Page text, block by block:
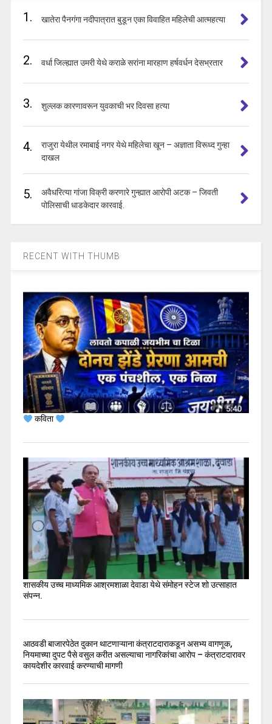
1. खातेरा पैनगंगा नदीपात्रात बुडून एका विवाहित महिलेची आत्महत्या
2. वर्धा जिल्ह्यात उमरी येथे कराळे सरांना मारहाण हर्षवर्धन देसभ्रतार
3. शुल्लक कारणावरून युवकाची भर दिवसा हत्या
4.
राजुरा येथील रमाबाई नगर येथे महिलेचा खून – अज्ञाता विरूध्द गुन्हा
दाखल
5.
अवैधरित्या गांजा विक्री करणारे गुन्ह्यात आरोपी अटक – जिवती
पोलिसाची धाडकेदार कारवाई.
RECENT WITH THUMB
कविता
शासकीय उच्च माध्यमिक आश्रमशाळा देवाडा येथे संमोहन स्टेज शो उत्साहात
संपन्न.
आठवडी बाजारपेठेत दुकान थाटणाऱ्याना कंत्राटदाराकडून असभ्य वागणूक,
नियमाच्या दुपट पैसे वसुल करीत असल्याचा नागरिकांचा आरोप – कंत्राटदारावर
कायदेशीर कारवाई करण्याची मागणी